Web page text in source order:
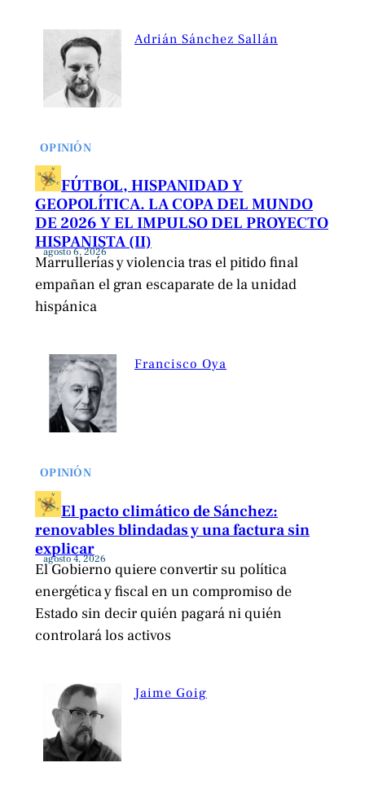
Adrián Sánchez Sallán
OPINIÓN
FÚTBOL, HISPANIDAD Y
GEOPOLÍTICA. LA COPA DEL MUNDO
DE 2026 Y EL IMPULSO DEL PROYECTO
HISPANISTA (II)
agosto 6, 2026
Marrullerías y violencia tras el pitido final
empañan el gran escaparate de la unidad
hispánica
Francisco Oya
OPINIÓN
El pacto climático de Sánchez:
renovables blindadas y una factura sin
explicar
agosto 4, 2026
El Gobierno quiere convertir su política
energética y fiscal en un compromiso de
Estado sin decir quién pagará ni quién
controlará los activos
Jaime Goig